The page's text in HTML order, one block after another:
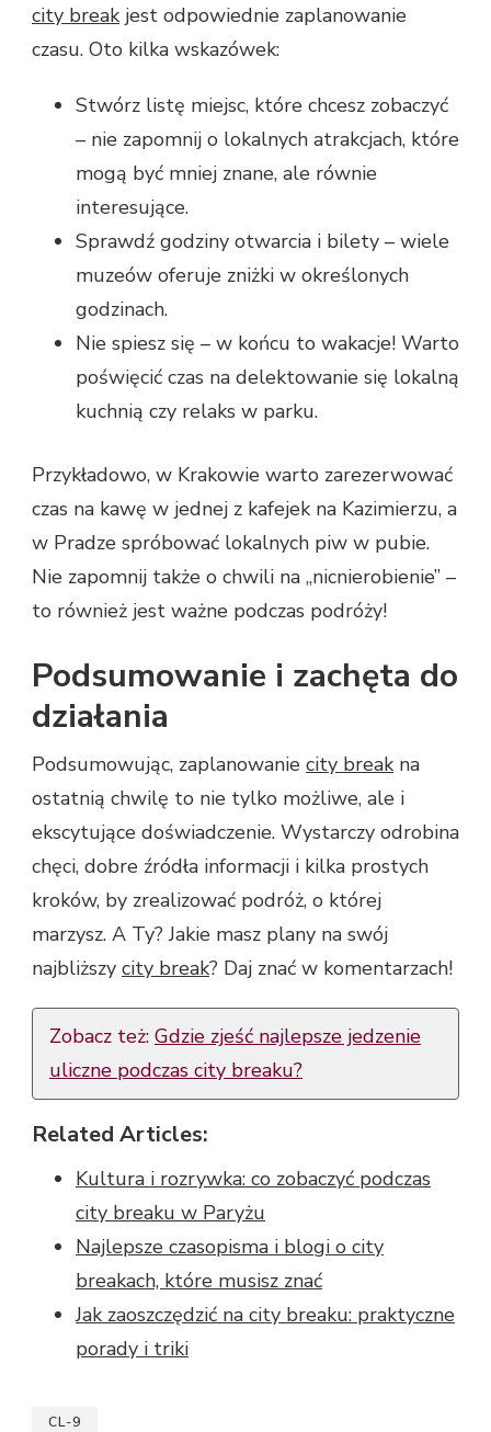
city break jest odpowiednie zaplanowanie
czasu. Oto kilka wskazówek:
Stwórz listę miejsc, które chcesz zobaczyć
– nie zapomnij o lokalnych atrakcjach, które
mogą być mniej znane, ale równie
interesujące.
Sprawdź godziny otwarcia i bilety – wiele
muzeów oferuje zniżki w określonych
godzinach.
Nie spiesz się – w końcu to wakacje! Warto
poświęcić czas na delektowanie się lokalną
kuchnią czy relaks w parku.
Przykładowo, w Krakowie warto zarezerwować
czas na kawę w jednej z kafejek na Kazimierzu, a
w Pradze spróbować lokalnych piw w pubie.
Nie zapomnij także o chwili na „nicnierobienie” –
to również jest ważne podczas podróży!
Podsumowanie i zachęta do
działania
Podsumowując, zaplanowanie city break na
ostatnią chwilę to nie tylko możliwe, ale i
ekscytujące doświadczenie. Wystarczy odrobina
chęci, dobre źródła informacji i kilka prostych
kroków, by zrealizować podróż, o której
marzysz. A Ty? Jakie masz plany na swój
najbliższy city break? Daj znać w komentarzach!
Zobacz też: Gdzie zjeść najlepsze jedzenie
uliczne podczas city breaku?
Related Articles:
Kultura i rozrywka: co zobaczyć podczas
city breaku w Paryżu
Najlepsze czasopisma i blogi o city
breakach, które musisz znać
Jak zaoszczędzić na city breaku: praktyczne
porady i triki
CL-9